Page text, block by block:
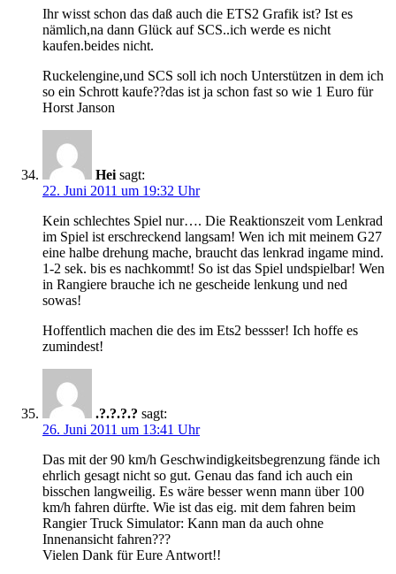
Ihr wisst schon das daß auch die ETS2 Grafik ist? Ist es
nämlich,na dann Glück auf SCS..ich werde es nicht
kaufen.beides nicht.
Ruckelengine,und SCS soll ich noch Unterstützen in dem ich
so ein Schrott kaufe??das ist ja schon fast so wie 1 Euro für
Horst Janson
Hei sagt:
22. Juni 2011 um 19:32 Uhr
Kein schlechtes Spiel nur…. Die Reaktionszeit vom Lenkrad
im Spiel ist erschreckend langsam! Wen ich mit meinem G27
eine halbe drehung mache, braucht das lenkrad ingame mind.
1-2 sek. bis es nachkommt! So ist das Spiel undspielbar! Wen
in Rangiere brauche ich ne gescheide lenkung und ned
sowas!
Hoffentlich machen die des im Ets2 bessser! Ich hoffe es
zumindest!
.?.?.?.? sagt:
26. Juni 2011 um 13:41 Uhr
Das mit der 90 km/h Geschwindigkeitsbegrenzung fände ich
ehrlich gesagt nicht so gut. Genau das fand ich auch ein
bisschen langweilig. Es wäre besser wenn mann über 100
km/h fahren dürfte. Wie ist das eig. mit dem fahren beim
Rangier Truck Simulator: Kann man da auch ohne
Innenansicht fahren???
Vielen Dank für Eure Antwort!!